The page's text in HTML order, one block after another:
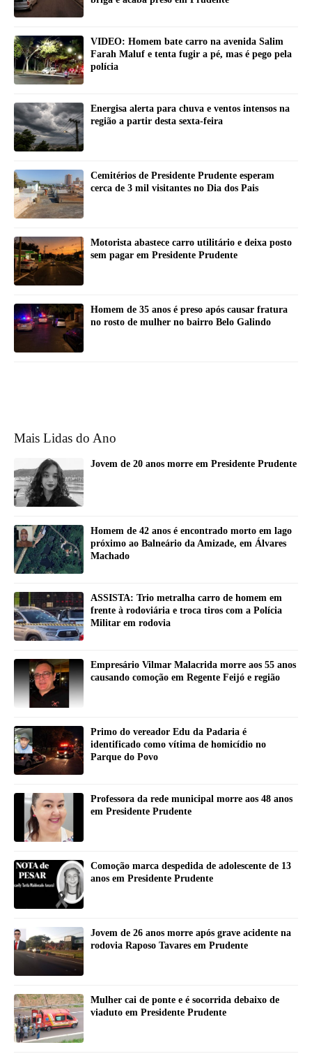
VIDEO: Homem bate carro na avenida Salim
Farah Maluf e tenta fugir a pé, mas é pego pela
polícia
Energisa alerta para chuva e ventos intensos na
região a partir desta sexta-feira
Cemitérios de Presidente Prudente esperam
cerca de 3 mil visitantes no Dia dos Pais
Motorista abastece carro utilitário e deixa posto
sem pagar em Presidente Prudente
Homem de 35 anos é preso após causar fratura
no rosto de mulher no bairro Belo Galindo
Mais Lidas do Ano
Jovem de 20 anos morre em Presidente Prudente
Homem de 42 anos é encontrado morto em lago
próximo ao Balneário da Amizade, em Álvares
Machado
ASSISTA: Trio metralha carro de homem em
frente à rodoviária e troca tiros com a Polícia
Militar em rodovia
Empresário Vilmar Malacrida morre aos 55 anos
causando comoção em Regente Feijó e região
Primo do vereador Edu da Padaria é
identificado como vítima de homicídio no
Parque do Povo
Professora da rede municipal morre aos 48 anos
em Presidente Prudente
Comoção marca despedida de adolescente de 13
anos em Presidente Prudente
Jovem de 26 anos morre após grave acidente na
rodovia Raposo Tavares em Prudente
Mulher cai de ponte e é socorrida debaixo de
viaduto em Presidente Prudente